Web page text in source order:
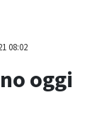
08:02
oggi